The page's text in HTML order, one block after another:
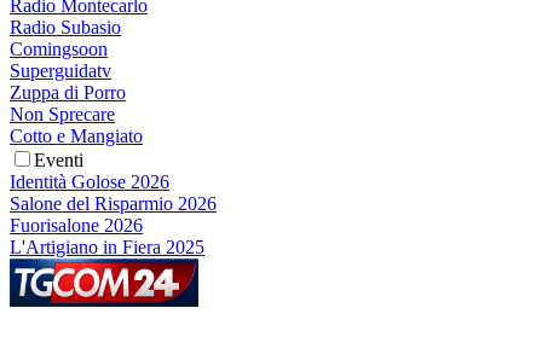
Radio Montecarlo
Radio Subasio
Comingsoon
Superguidatv
Zuppa di Porro
Non Sprecare
Cotto e Mangiato
Eventi
Identità Golose 2026
Salone del Risparmio 2026
Fuorisalone 2026
L'Artigiano in Fiera 2025